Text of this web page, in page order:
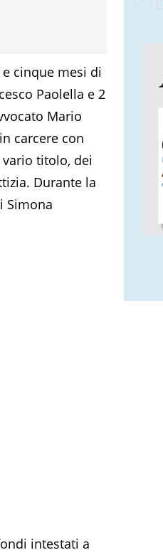
cinque mesi di
Paolella e 2
Mario
carcere con
titolo, dei
Durante la
Simona
intestati a